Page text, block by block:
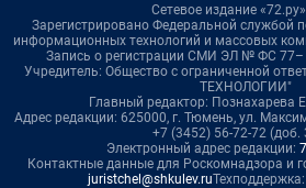
Сетевое издание
Зарегистрировано Федеральной службой
информационных технологий и массовых
Запись о регистрации СМИ ЭЛ № ФС 77–
Учредитель: Общество с ограниченной
ТЕХНОЛОГИИ"
Главный редактор: Познахарева
Адрес редакции: 625000, г. Тюмень, ул.
+7 (3452) 56-72-72 (доб.
Электронный адрес редакции:
Контактные данные для Роскомнадзора и
juristchel@shkulev.ruТехподдержка: